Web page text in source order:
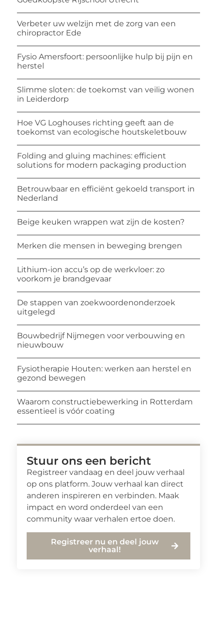
Verbeter uw welzijn met de zorg van een
chiropractor Ede
Fysio Amersfoort: persoonlijke hulp bij pijn en
herstel
Slimme sloten: de toekomst van veilig wonen
in Leiderdorp
Hoe VG Loghouses richting geeft aan de
toekomst van ecologische houtskeletbouw
Folding and gluing machines: efficient
solutions for modern packaging production
Betrouwbaar en efficiënt gekoeld transport in
Nederland
Beige keuken wrappen wat zijn de kosten?
Merken die mensen in beweging brengen
Lithium-ion accu’s op de werkvloer: zo
voorkom je brandgevaar
De stappen van zoekwoordenonderzoek
uitgelegd
Bouwbedrijf Nijmegen voor verbouwing en
nieuwbouw
Fysiotherapie Houten: werken aan herstel en
gezond bewegen
Waarom constructiebewerking in Rotterdam
essentieel is vóór coating
Stuur ons een bericht
Registreer vandaag en deel jouw verhaal
op ons platform. Jouw verhaal kan direct
anderen inspireren en verbinden. Maak
impact en word onderdeel van een
community waar verhalen ertoe doen.
Registreer nu en deel jouw
verhaal!